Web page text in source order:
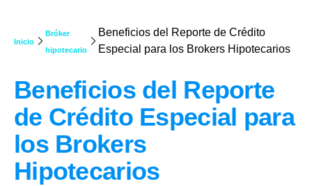
Inicio
Bróker
hipotecario
Beneficios del Reporte de Crédito
Especial para los Brokers Hipotecarios
Beneficios del Reporte
de Crédito Especial para
los Brokers
Hipotecarios